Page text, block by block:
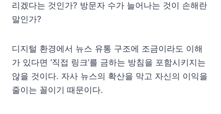
리겠다는 것인가? 방문자 수가 늘어나는 것이 손해란
말인가?
디지털 환경에서 뉴스 유통 구조에 조금이라도 이해
가 있다면 ‘직접 링크’를 금하는 방침을 포함시키지는
않을 것이다. 자사 뉴스의 확산을 막고 자신의 이익을
줄이는 꼴이기 때문이다.